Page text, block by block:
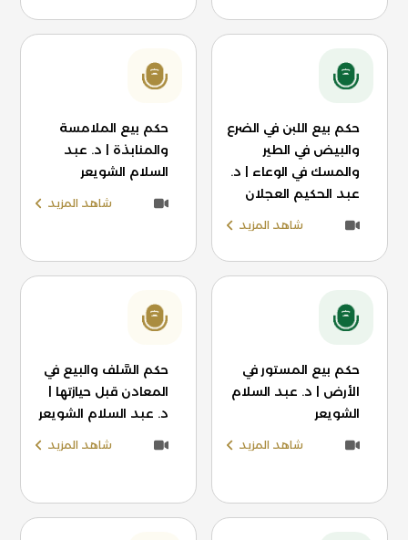
حكم بيع اللبن في الضرع
والبيض في الطير
والمسك في الوعاء | د.
عبد الحكيم العجلان
شاهد المزيد
حكم بيع الملامسة
والمنابذة | د. عبد
السلام الشويعر
شاهد المزيد
حكم بيع المستور في
الأرض | د. عبد السلام
الشويعر
شاهد المزيد
حكم السَّلف والبيع في
المعادن قبل حيازتها |
د. عبد السلام الشويعر
شاهد المزيد